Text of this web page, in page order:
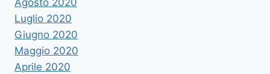
Agosto 2020
Luglio 2020
Giugno 2020
Maggio 2020
Aprile 2020